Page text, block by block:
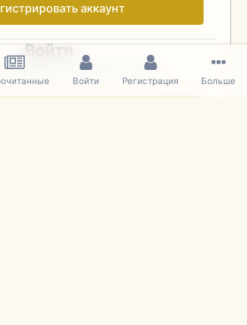
аккаунт
Войти
Войдите здесь.
Войти Регистрация Больше